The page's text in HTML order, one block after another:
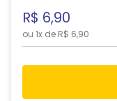
R$ 6,90
ou 1x de R$ 6,90